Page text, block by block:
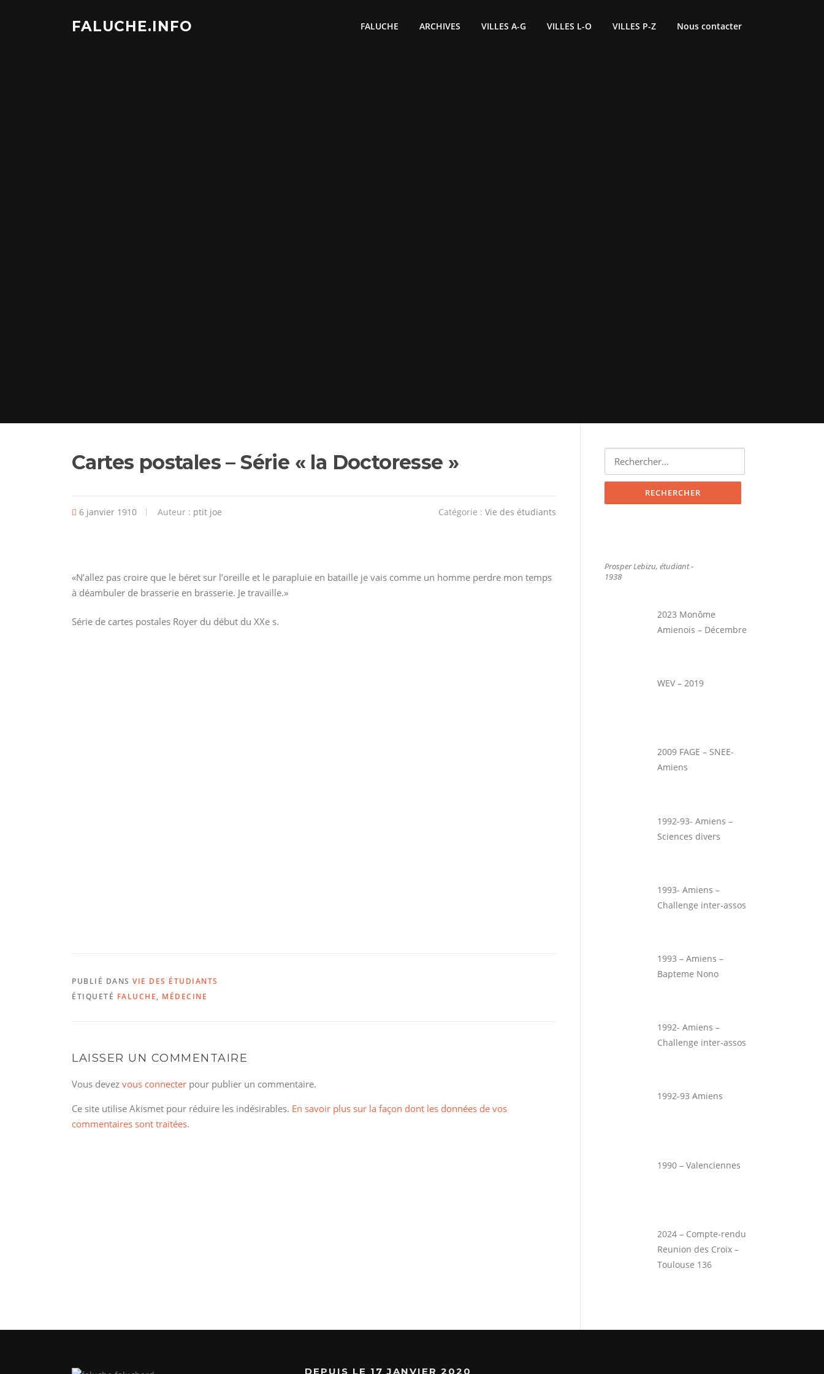
FALUCHE.INFO FALUCHE ARCHIVES VILLES A-G VILLES L-O VILLES P-Z Nous contacter
Cartes postales – Série « la Doctoresse »
6 janvier 1910 Auteur : ptit joe Catégorie : Vie des étudiants
«N’allez pas croire que le béret sur l’oreille et le parapluie en bataille je vais comme un homme perdre mon temps
à déambuler de brasserie en brasserie. Je travaille.»
Série de cartes postales Royer du début du XXe s.
PUBLIÉ DANS VIE DES ÉTUDIANTS
ÉTIQUETÉ FALUCHE, MÉDECINE
LAISSER UN COMMENTAIRE
Vous devez vous connecter pour publier un commentaire.
Ce site utilise Akismet pour réduire les indésirables. En savoir plus sur la façon dont les données de vos
commentaires sont traitées.
Rechercher :
Prosper Lebizu, étudiant -
1938
2023 Monôme
Amienois – Décembre
WEV – 2019
2009 FAGE – SNEE-
Amiens
1992-93- Amiens –
Sciences divers
1993- Amiens –
Challenge inter-assos
1993 – Amiens –
Bapteme Nono
1992- Amiens –
Challenge inter-assos
1992-93 Amiens
1990 – Valenciennes
2024 – Compte-rendu
Reunion des Croix –
Toulouse 136
DEPUIS LE 17 JANVIER 2020